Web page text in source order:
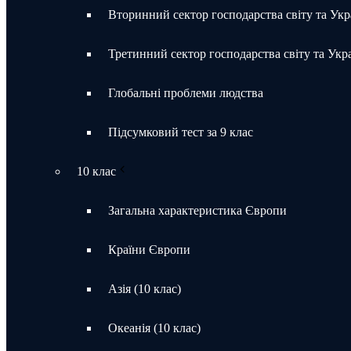
Вторинний сектор господарства світу та
Третинний сектор господарства світу та
Глобальні проблеми людства
Підсумковий тест за 9 клас
10 клас
Загальна характеристика Європи
Країни Європи
Азія (10 клас)
Океанія (10 клас)